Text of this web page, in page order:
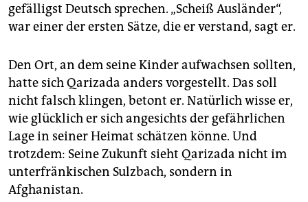
gefälligst Deutsch sprechen. „Scheiß Ausländer“,
war einer der ersten Sätze, die er verstand, sagt er.
Den Ort, an dem seine Kinder aufwachsen sollten,
hatte sich Qarizada anders vorgestellt. Das soll
nicht falsch klingen, betont er. Natürlich wisse er,
wie glücklich er sich angesichts der gefährlichen
Lage in seiner Heimat schätzen könne. Und
trotzdem: Seine Zukunft sieht Qari­zada nicht im
unterfränkischen Sulzbach, sondern in
Afghanistan.